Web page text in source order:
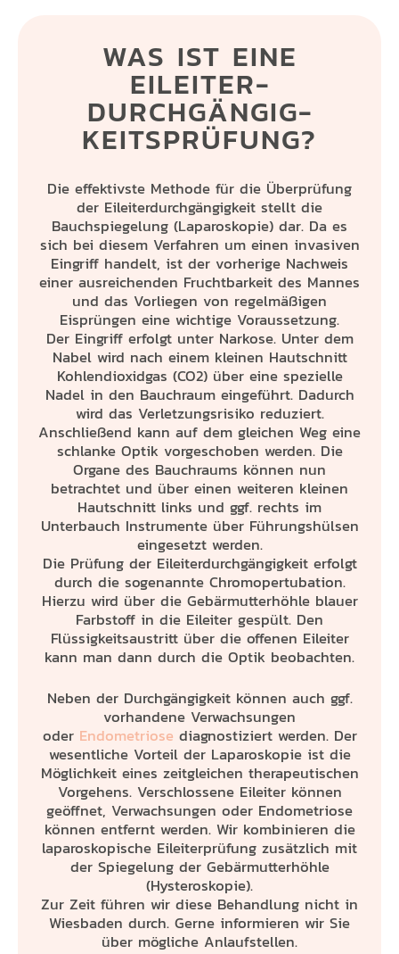
WAS IST EINE
EILEITER­
DURCHGÄNGIG­
KEITSPRÜFUNG?
Die effektivste Methode für die Überprüfung
der Eileiterdurchgängigkeit stellt die
Bauchspiegelung (Laparoskopie) dar. Da es
sich bei diesem Verfahren um einen invasiven
Eingriff handelt, ist der vorherige Nachweis
einer ausreichenden Fruchtbarkeit des Mannes
und das Vorliegen von regelmäßigen
Eisprüngen eine wichtige Voraussetzung.
Der Eingriff erfolgt unter Narkose. Unter dem
Nabel wird nach einem kleinen Hautschnitt
Kohlendioxidgas (CO2) über eine spezielle
Nadel in den Bauchraum eingeführt. Dadurch
wird das Verletzungsrisiko reduziert.
Anschließend kann auf dem gleichen Weg eine
schlanke Optik vorgeschoben werden. Die
Organe des Bauchraums können nun
betrachtet und über einen weiteren kleinen
Hautschnitt links und ggf. rechts im
Unterbauch Instrumente über Führungshülsen
eingesetzt werden.
Die Prüfung der Eileiterdurchgängigkeit erfolgt
durch die sogenannte Chromopertubation.
Hierzu wird über die Gebärmutterhöhle blauer
Farbstoff in die Eileiter gespült. Den
Flüssigkeitsaustritt über die offenen Eileiter
kann man dann durch die Optik beobachten.
Neben der Durchgängigkeit können auch ggf.
vorhandene Verwachsungen
oder Endometriose diagnostiziert werden. Der
wesentliche Vorteil der Laparoskopie ist die
Möglichkeit eines zeitgleichen therapeutischen
Vorgehens. Verschlossene Eileiter können
geöffnet, Verwachsungen oder Endometriose
können entfernt werden. Wir kombinieren die
laparoskopische Eileiterprüfung zusätzlich mit
der Spiegelung der Gebärmutterhöhle
(Hysteroskopie).
Zur Zeit führen wir diese Behandlung nicht in
Wiesbaden durch. Gerne informieren wir Sie
über mögliche Anlaufstellen.